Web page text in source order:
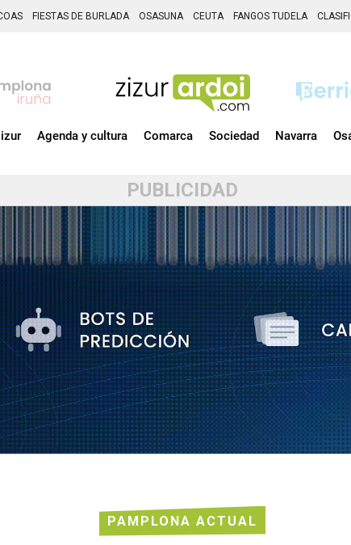
FIESTAS DE BURLADA OSASUNA CEUTA FANGOS TUDELA
Agenda y cultura Comarca Sociedad Navarra
PUBLICIDAD
PAMPLONA ACTUAL